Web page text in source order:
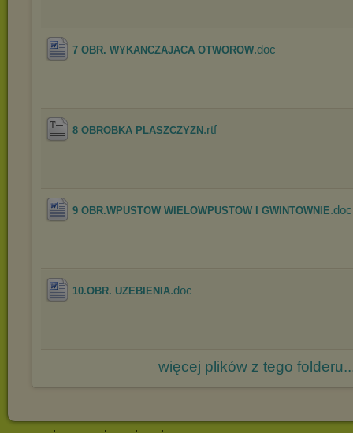
7 OBR. WYKANCZAJACA OTWOROW.doc
8 OBROBKA PLASZCZYZN .rtf
9 OBR.WPUSTOW WIELOWPUSTOW I GWINTOWNIE.doc
10.OBR. UZEBIENIA.doc
więcej plików z tego